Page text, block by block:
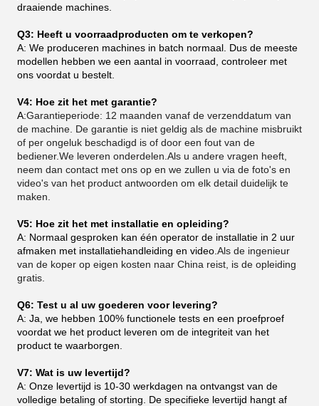
draaiende machines.
Q3: Heeft u voorraadproducten om te verkopen?
A: We produceren machines in batch normaal. Dus de meeste
modellen hebben we een aantal in voorraad, controleer met
ons voordat u bestelt.
V4: Hoe zit het met garantie?
A:Garantieperiode: 12 maanden vanaf de verzenddatum van
de machine. De garantie is niet geldig als de machine misbruikt
of per ongeluk beschadigd is of door een fout van de
bediener.We leveren onderdelen.Als u andere vragen heeft,
neem dan contact met ons op en we zullen u via de foto's en
video's van het product antwoorden om elk detail duidelijk te
maken.
V5: Hoe zit het met installatie en opleiding?
A: Normaal gesproken kan één operator de installatie in 2 uur
afmaken met installatiehandleiding en video. Als de ingenieur
van de koper op eigen kosten naar China reist, is de opleiding
gratis.
Q6: Test u al uw goederen voor levering?
A: Ja, we hebben 100% functionele tests en een proefproef
voordat we het product leveren om de integriteit van het
product te waarborgen.
V7: Wat is uw levertijd?
A: Onze levertijd is 10-30 werkdagen na ontvangst van de
volledige betaling of storting. De specifieke levertijd hangt af